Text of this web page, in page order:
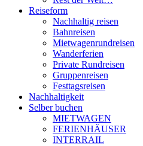
Reiseform
Nachhaltig reisen
Bahnreisen
Mietwagenrundreisen
Wanderferien
Private Rundreisen
Gruppenreisen
Festtagsreisen
Nachhaltigkeit
Selber buchen
MIETWAGEN
FERIENHÄUSER
INTERRAIL